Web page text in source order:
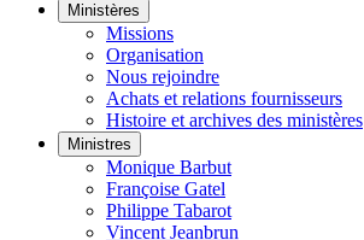
Ministères
Missions
Organisation
Nous rejoindre
Achats et relations fournisseurs
Histoire et archives des ministères
Ministres
Monique Barbut
Françoise Gatel
Philippe Tabarot
Vincent Jeanbrun